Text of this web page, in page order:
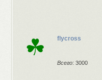
☘ flycross
Всего: 3000